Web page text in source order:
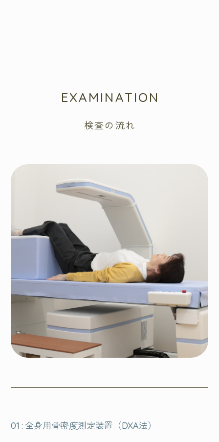
EXAMINATION
検査の流れ
01 : 全身用骨密度測定装置（DXA法）